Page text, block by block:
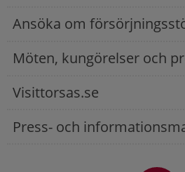
Ansöka om
Möten, kungörelser och
Visittorsas.se
Press- och